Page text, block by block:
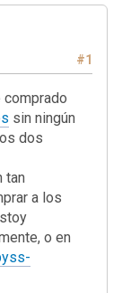
#1
sin ningún
dos
tan
a los
o en